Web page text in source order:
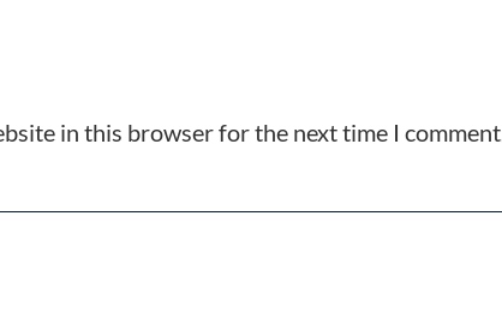
in this browser for the next time I comment.